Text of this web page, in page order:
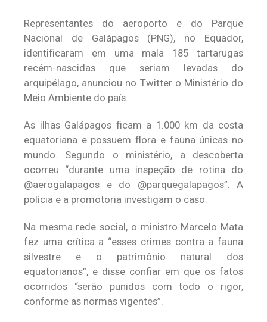
Representantes do aeroporto e do Parque
Nacional de Galápagos (PNG), no Equador,
identificaram em uma mala 185 tartarugas
recém-nascidas que seriam levadas do
arquipélago, anunciou no Twitter o Ministério do
Meio Ambiente do país.
As ilhas Galápagos ficam a 1.000 km da costa
equatoriana e possuem flora e fauna únicas no
mundo. Segundo o ministério, a descoberta
ocorreu “durante uma inspeção de rotina do
@aerogalapagos e do @parquegalapagos”. A
polícia e a promotoria investigam o caso.
Na mesma rede social, o ministro Marcelo Mata
fez uma crítica a “esses crimes contra a fauna
silvestre e o patrimônio natural dos
equatorianos”, e disse confiar em que os fatos
ocorridos “serão punidos com todo o rigor,
conforme as normas vigentes”.